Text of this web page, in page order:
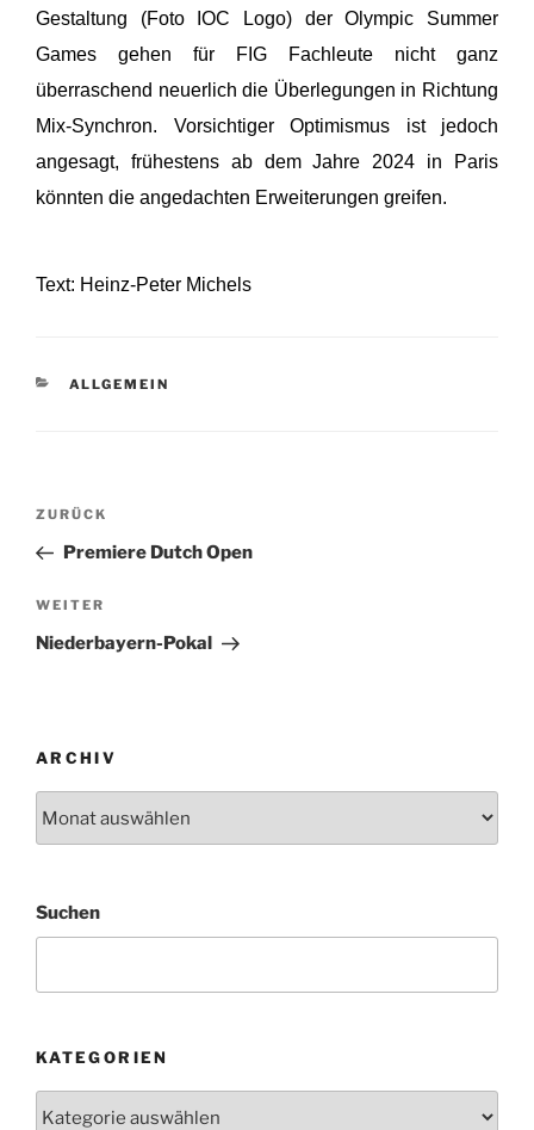
Gestaltung (Foto IOC Logo) der Olympic Summer
Games gehen für FIG Fachleute nicht ganz
überraschend neuerlich die Überlegungen in Richtung
Mix-Synchron. Vorsichtiger Optimismus ist jedoch
angesagt, frühestens ab dem Jahre 2024 in Paris
könnten die angedachten Erweiterungen greifen.
Text: Heinz-Peter Michels
KATEGORIEN
ALLGEMEIN
Beitragsnavigation
Vorheriger
Beitrag
ZURÜCK
Premiere Dutch Open
Nächster
Beitrag
WEITER
Niederbayern-Pokal
ARCHIV
Suchen
KATEGORIEN